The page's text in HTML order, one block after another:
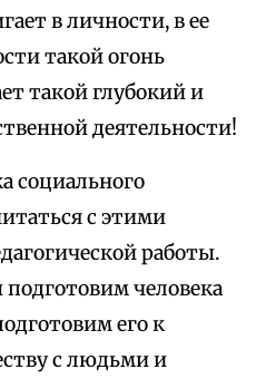
в личности, в ее
такой огонь
такой глубокий и
деятельности!
социального
с этими
работы.
человека
его к
с людьми и